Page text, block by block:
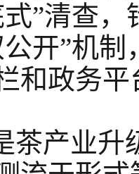
”清查
开”机
和政务
茶产业升